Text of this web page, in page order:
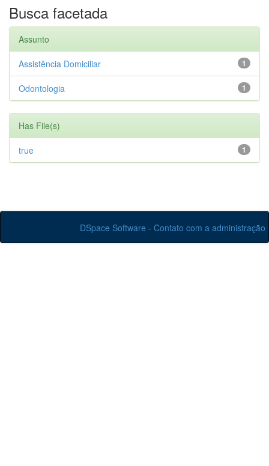
Busca facetada
Assunto
1
Assistência Domiciliar
1
Odontologia
Has File(s)
1
true
DSpace Software - Contato com a administração